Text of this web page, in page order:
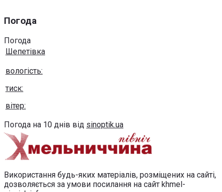
Погода
Погода
Шепетівка
вологість:
тиск:
вітер:
Погода на 10 днів від sinoptik.ua
Використання будь-яких матеріалів, розміщених на сайті,
дозволяється за умови посилання на сайт khmel-